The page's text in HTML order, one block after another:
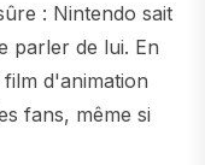
: Nintendo sait
parler de lui. En
d'animation
fans, même si